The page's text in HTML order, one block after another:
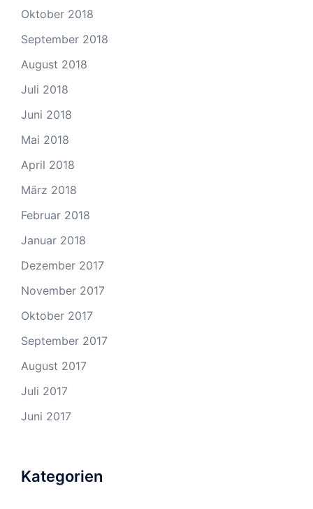
Oktober 2018
September 2018
August 2018
Juli 2018
Juni 2018
Mai 2018
April 2018
März 2018
Februar 2018
Januar 2018
Dezember 2017
November 2017
Oktober 2017
September 2017
August 2017
Juli 2017
Juni 2017
Kategorien